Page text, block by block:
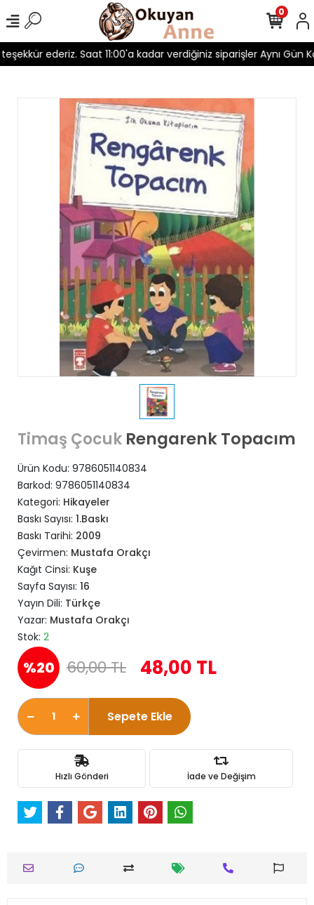
ederiz. Saat 11:00'a kadar verdiğiniz siparişler Aynı Gün
0
Timaş Çocuk Rengarenk Topacım
Ürün Kodu: 9786051140834
Barkod: 9786051140834
Kategori: Hikayeler
Baskı Sayısı: 1.Baskı
Baskı Tarihi: 2009
Çevirmen: Mustafa Orakçı
Kağıt Cinsi: Kuşe
Sayfa Sayısı: 16
Yayın Dili: Türkçe
Yazar: Mustafa Orakçı
Stok: 2
%20 60,00 TL 48,00 TL
Sepete Ekle
Hızlı Gönderi İade ve Değişim